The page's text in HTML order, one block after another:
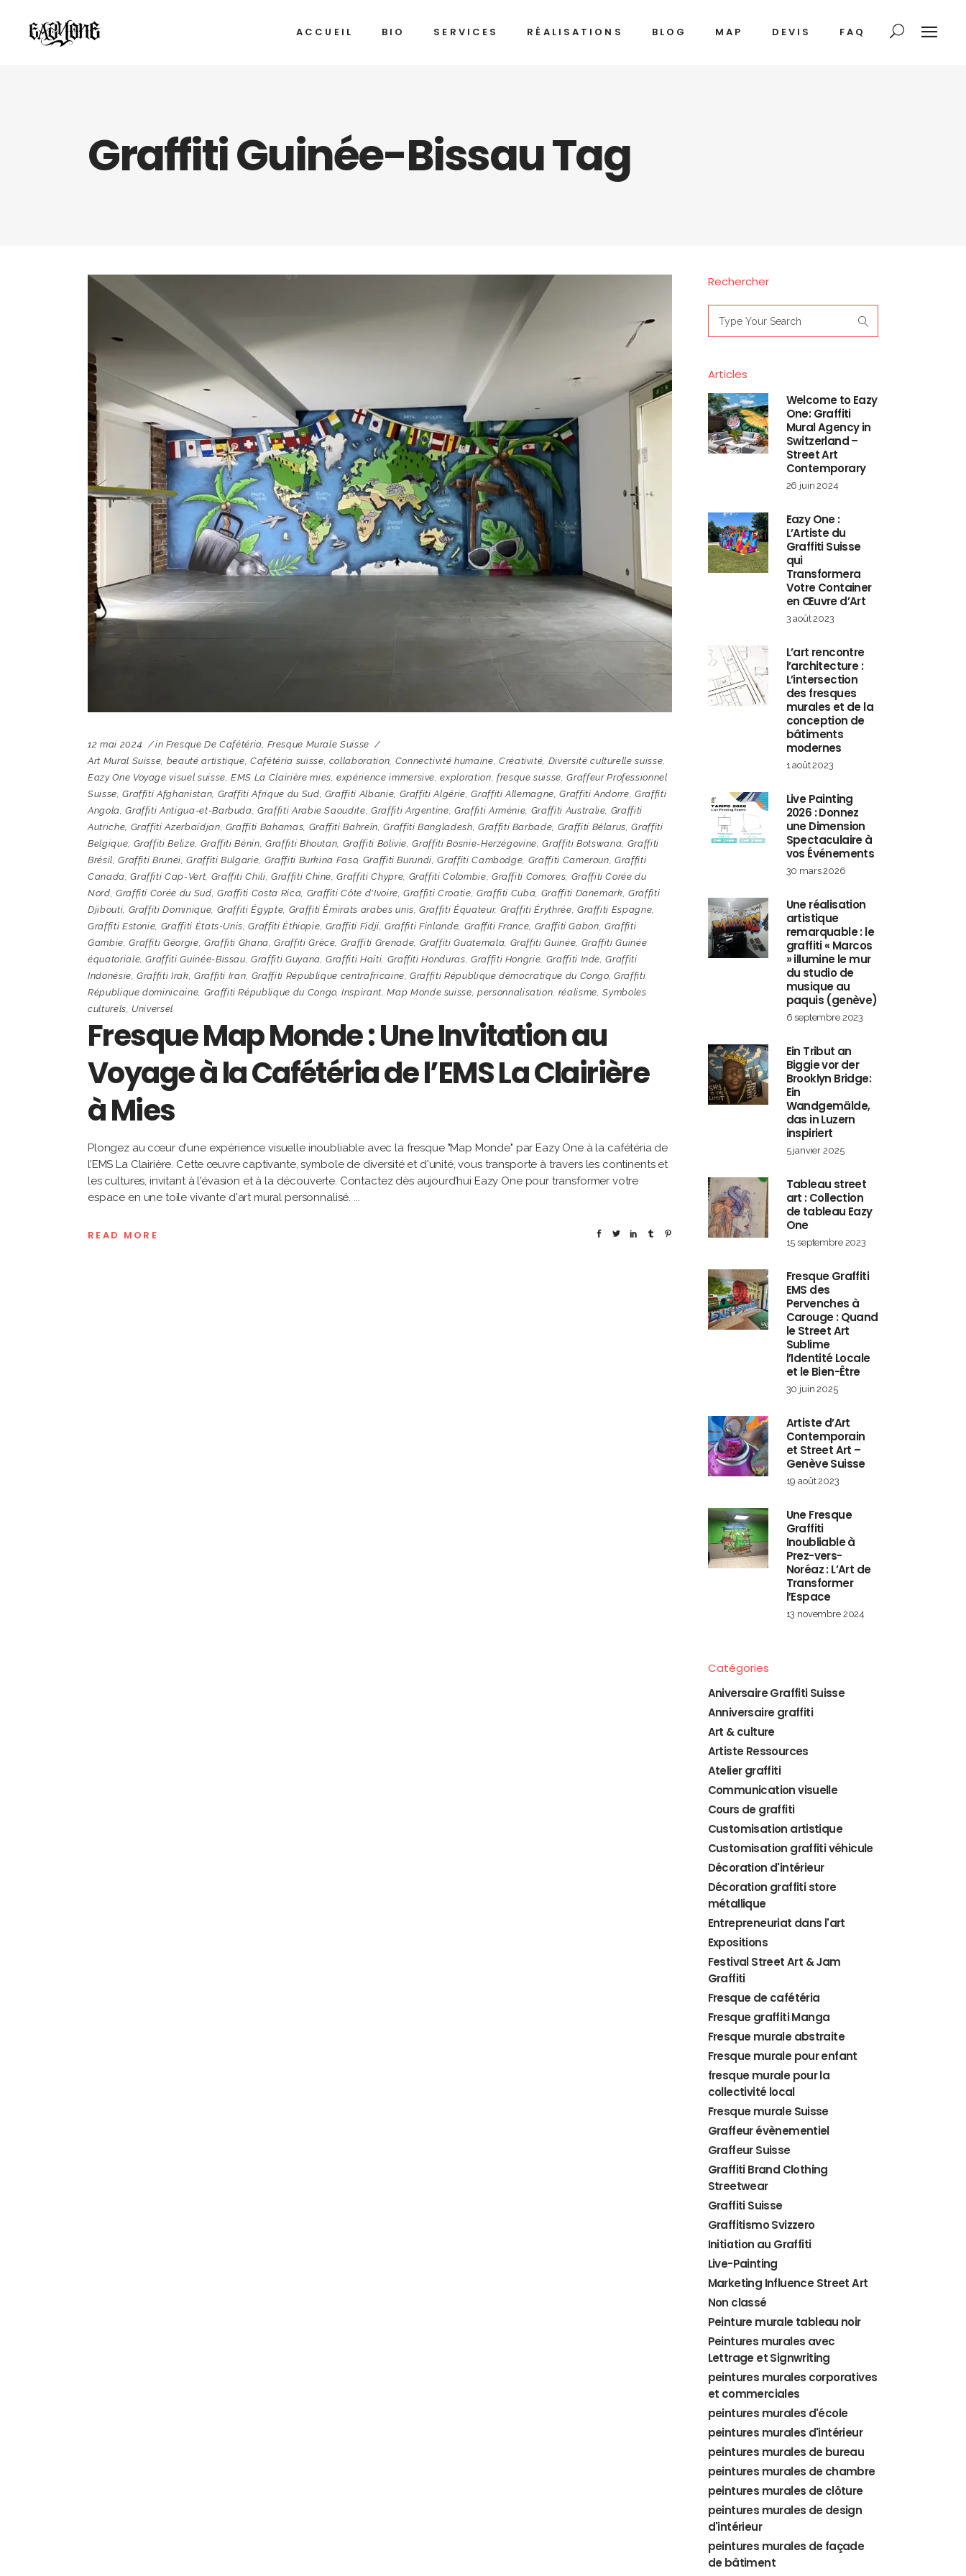
ACCUEIL BIO SERVICES RÉALISATIONS BLOG MAP DEVIS FAQ
Graffiti Guinée-Bissau Tag
12 mai 2024 in Fresque De Cafétéria,Fresque Murale Suisse
Art Mural Suisse, beauté artistique,Cafétéria suisse, collaboration, Connectivité humaine, Créativité, Diversité culturelle suisse,
Eazy One Voyage visuel suisse,EMS La Clairière mies,expérience immersive,exploration, fresque suisse,Graffeur Professionnel
Suisse,Graffiti Afghanistan, Graffiti Afrique du Sud, Graffiti Albanie, Graffiti Algérie,Graffiti Allemagne,Graffiti Andorre, Graffiti
Angola,Graffiti Antigua-et-Barbuda,Graffiti Arabie Saoudite,Graffiti Argentine,Graffiti Arménie, Graffiti Australie, Graffiti
Autriche, Graffiti Azerbaïdjan, Graffiti Bahamas, Graffiti Bahreïn,Graffiti Bangladesh, Graffiti Barbade, Graffiti Bélarus,Graffiti
Belgique, Graffiti Belize, Graffiti Bénin,Graffiti Bhoutan, Graffiti Bolivie,Graffiti Bosnie-Herzégovine,Graffiti Botswana, Graffiti
Brésil,Graffiti Brunei,Graffiti Bulgarie, Graffiti Burkina Faso, Graffiti Burundi,Graffiti Cambodge, Graffiti Cameroun,Graffiti
Canada,Graffiti Cap-Vert, Graffiti Chili,Graffiti Chine,Graffiti Chypre, Graffiti Colombie, Graffiti Comores, Graffiti Corée du
Nord, Graffiti Corée du Sud, Graffiti Costa Rica, Graffiti Côte d'Ivoire,Graffiti Croatie, Graffiti Cuba, Graffiti Danemark,Graffiti
Djibouti, Graffiti Dominique, Graffiti Égypte, Graffiti Émirats arabes unis,Graffiti Équateur, Graffiti Érythrée, Graffiti Espagne,
Graffiti Estonie, Graffiti États-Unis,Graffiti Éthiopie, Graffiti Fidji,Graffiti Finlande, Graffiti France, Graffiti Gabon,Graffiti
Gambie,Graffiti Géorgie, Graffiti Ghana,Graffiti Grèce, Graffiti Grenade, Graffiti Guatemala, Graffiti Guinée, Graffiti Guinée
équatoriale,Graffiti Guinée-Bissau,Graffiti Guyana,Graffiti Haïti, Graffiti Honduras, Graffiti Hongrie, Graffiti Inde,Graffiti
Indonésie,Graffiti Irak, Graffiti Iran, Graffiti République centrafricaine,Graffiti République démocratique du Congo,Graffiti
République dominicaine, Graffiti République du Congo,Inspirant,Map Monde suisse,personnalisation, réalisme,Symboles
culturels, Universel
Fresque Map Monde : Une Invitation au
Voyage à la Cafétéria de l’EMS La Clairière
à Mies
Plongez au cœur d'une expérience visuelle inoubliable avec la fresque "Map Monde" par Eazy One à la cafétéria de
l’EMS La Clairière. Cette œuvre captivante, symbole de diversité et d'unité, vous transporte à travers les continents et
les cultures, invitant à l'évasion et à la découverte. Contactez dès aujourd’hui Eazy One pour transformer votre
espace en une toile vivante d'art mural personnalisé.
READ MORE
Rechercher
for:
Articles
Welcome to Eazy
One: Graffiti
Mural Agency in
Switzerland –
Street Art
Contemporary
26 juin 2024
Eazy One :
L’Artiste du
Graffiti Suisse
qui
Transformera
Votre Container
en Œuvre d’Art
3 août 2023
L’art rencontre
l’architecture :
L’intersection
des fresques
murales et de la
conception de
bâtiments
modernes
1 août 2023
Live Painting
2026 : Donnez
une Dimension
Spectaculaire à
vos Événements
30 mars 2026
Une réalisation
artistique
remarquable : le
graffiti « Marcos
» illumine le mur
du studio de
musique au
paquis (genève)
6 septembre 2023
Ein Tribut an
Biggie vor der
Brooklyn Bridge:
Ein
Wandgemälde,
das in Luzern
inspiriert
5 janvier 2025
Tableau street
art : Collection
de tableau Eazy
One
15 septembre 2023
Fresque Graffiti
EMS des
Pervenches à
Carouge : Quand
le Street Art
Sublime
l’Identité Locale
et le Bien-Être
30 juin 2025
Artiste d’Art
Contemporain
et Street Art –
Genève Suisse
19 août 2023
Une Fresque
Graffiti
Inoubliable à
Prez-vers-
Noréaz : L’Art de
Transformer
l’Espace
13 novembre 2024
Catégories
Aniversaire Graffiti Suisse
Anniversaire graffiti
Art & culture
Artiste Ressources
Atelier graffiti
Communication visuelle
Cours de graffiti
Customisation artistique
Customisation graffiti véhicule
Décoration d'intérieur
Décoration graffiti store
métallique
Entrepreneuriat dans l'art
Expositions
Festival Street Art & Jam
Graffiti
Fresque de cafétéria
Fresque graffiti Manga
Fresque murale abstraite
Fresque murale pour enfant
fresque murale pour la
collectivité local
Fresque murale Suisse
Graffeur évènementiel
Graffeur Suisse
Graffiti Brand Clothing
Streetwear
Graffiti Suisse
Graffitismo Svizzero
Initiation au Graffiti
Live-Painting
Marketing Influence Street Art
Non classé
Peinture murale tableau noir
Peintures murales avec
Lettrage et Signwriting
peintures murales corporatives
et commerciales
peintures murales d'école
peintures murales d'intérieur
peintures murales de bureau
peintures murales de chambre
peintures murales de clôture
peintures murales de design
d'intérieur
peintures murales de façade
de bâtiment